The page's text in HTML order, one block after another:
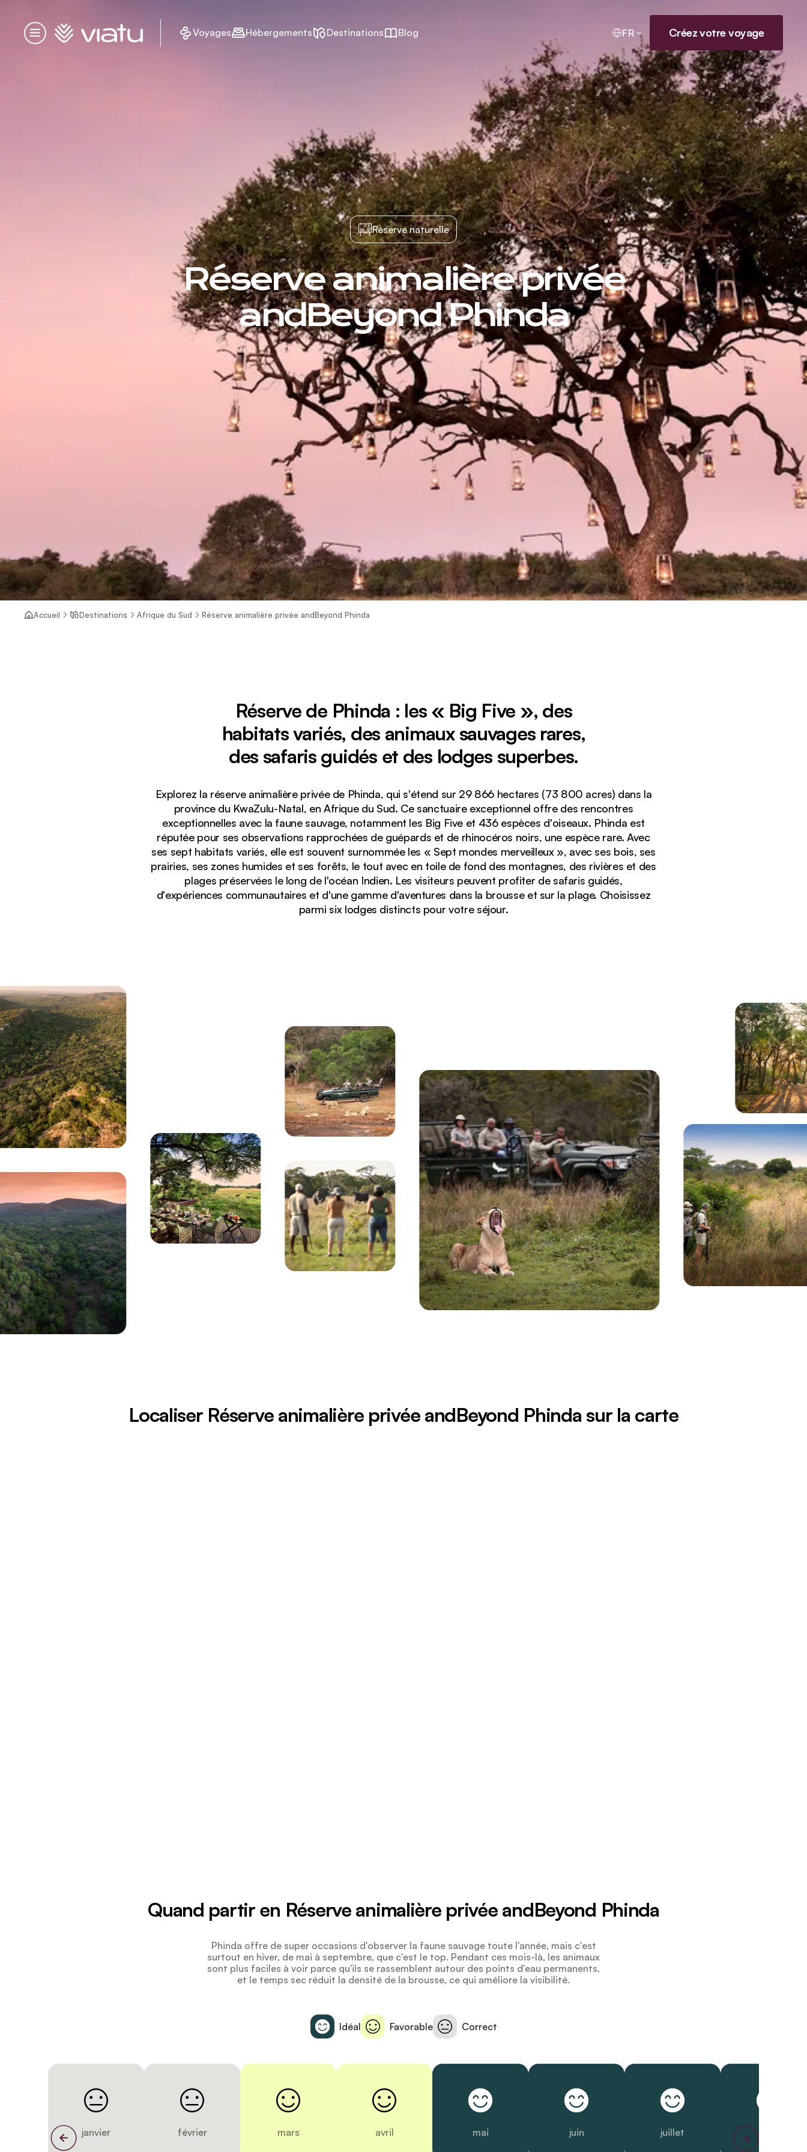
Menu
Accueil Voyages Hébergements Destinations Blog FR Créez votre voyage
Réserve naturelle
Réserve animalière privée
andBeyond Phinda
Accueil Destinations Afrique du Sud Réserve animalière privée andBeyond Phinda
Réserve de Phinda : les « Big Five », des
habitats variés, des animaux sauvages rares,
des safaris guidés et des lodges superbes.
Explorez la réserve animalière privée de Phinda, qui s'étend sur 29 866 hectares (73 800 acres) dans la
province du KwaZulu-Natal, en Afrique du Sud. Ce sanctuaire exceptionnel offre des rencontres
exceptionnelles avec la faune sauvage, notamment les Big Five et 436 espèces d'oiseaux. Phinda est
réputée pour ses observations rapprochées de guépards et de rhinocéros noirs, une espèce rare. Avec
ses sept habitats variés, elle est souvent surnommée les « Sept mondes merveilleux », avec ses bois, ses
prairies, ses zones humides et ses forêts, le tout avec en toile de fond des montagnes, des rivières et des
plages préservées le long de l'océan Indien. Les visiteurs peuvent profiter de safaris guidés,
d'expériences communautaires et d'une gamme d'aventures dans la brousse et sur la plage. Choisissez
parmi six lodges distincts pour votre séjour.
Localiser Réserve animalière privée andBeyond Phinda sur la carte
Quand partir en Réserve animalière privée andBeyond Phinda
Phinda offre de super occasions d'observer la faune sauvage toute l'année, mais c'est
surtout en hiver, de mai à septembre, que c'est le top. Pendant ces mois-là, les animaux
sont plus faciles à voir parce qu'ils se rassemblent autour des points d'eau permanents,
et le temps sec réduit la densité de la brousse, ce qui améliore la visibilité.
Idéal Favorable Correct
janvier février mars avril mai juin juillet août